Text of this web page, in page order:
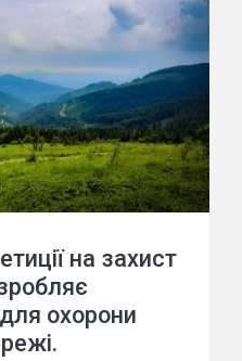
на захист
охорони